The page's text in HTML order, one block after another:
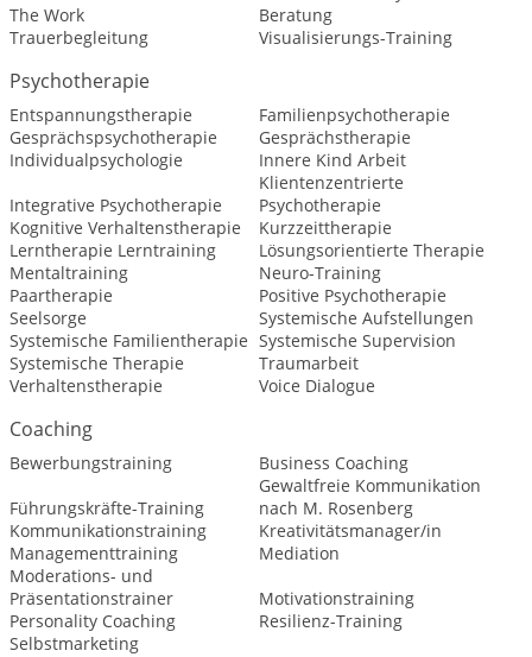
The Work
Beratung
Trauerbegleitung
Visualisierungs-Training
Psychotherapie
Entspannungstherapie
Familienpsychotherapie
Gesprächspsychotherapie
Gesprächstherapie
Individualpsychologie
Innere Kind Arbeit
Integrative Psychotherapie
Klientenzentrierte
Psychotherapie
Kognitive Verhaltenstherapie
Kurzzeittherapie
Lerntherapie Lerntraining
Lösungsorientierte Therapie
Mentaltraining
Neuro-Training
Paartherapie
Positive Psychotherapie
Seelsorge
Systemische Aufstellungen
Systemische Familientherapie Systemische Supervision
Systemische Therapie
Traumarbeit
Verhaltenstherapie
Voice Dialogue
Coaching
Bewerbungstraining
Business Coaching
Führungskräfte-Training
Gewaltfreie Kommunikation
nach M. Rosenberg
Kommunikationstraining
Kreativitätsmanager/in
Managementtraining
Mediation
Moderations- und
Präsentationstrainer
Motivationstraining
Personality Coaching
Resilienz-Training
Selbstmarketing